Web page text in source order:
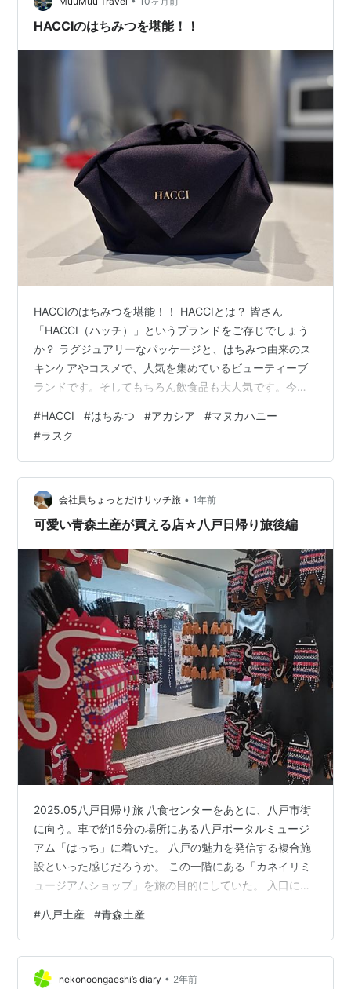
ポンプをぐんと押すと、褐色の糸を引くねばりとした液
HACCIのはちみつを堪能！！
HACCIのはちみつを堪能！！ HACCIとは？ 皆さん
「HACCI（ハッチ）」というブランドをご存じでしょう
か？ ラグジュアリーなパッケージと、はちみつ由来のス
キンケアやコスメで、人気を集めているビューティーブ
ランドです。そしてもちろん飲食品も大人気です。今日
は明治42年（1909年）創業の老舗養蜂園「水谷養蜂園」
から誕生しました。100年以上の養蜂技術と知識を背景に
「はちみつをもっと美と健康に活かしたい」という思い
で作られたブランドらしいです。 つまりはちみつの老舗
が、その伝統と革新を融合させた“はちみつのプレミアム
ブランド”なのです…
#HACCI #はちみつ #アカシア #マヌカハニー
#ラスク
会社員ちょっとだけリッチ旅 • 1年前
可愛い青森土産が買える店☆八戸日帰り旅後編
2025.05八戸日帰り旅 八食センターをあとに、八戸市街
に向う。車で約15分の場所にある八戸ポータルミュージ
アム「はっち」に着いた。 八戸の魅力を発信する複合施
設といった感じだろうか。 この一階にある「カネイリミ
ュージアムショップ」を旅の目的にしていた。 入口には
な絵付けがまた可愛らしい。 今回は会津の工芸品ポップ
アップが一部販売されていて、会津織のかわいいスリッ
パをお土産に。購入した。 他にも南部織のバッグやこぎ
ん刺し等、素敵なアイテムがいーーーっぱい。 東北の箸
#八戸土産 #青森土産
nekonoongaeshi’s diary • 2年前